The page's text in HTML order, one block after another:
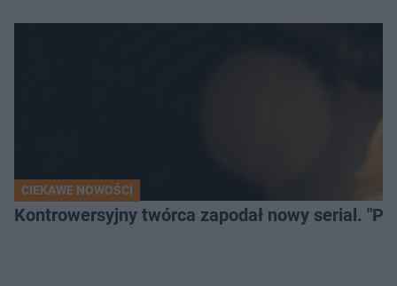
CIEKAWE NOWOŚCI
Kontrowersyjny twórca zapodał nowy serial.